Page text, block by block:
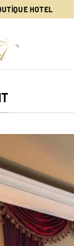
HOTEL